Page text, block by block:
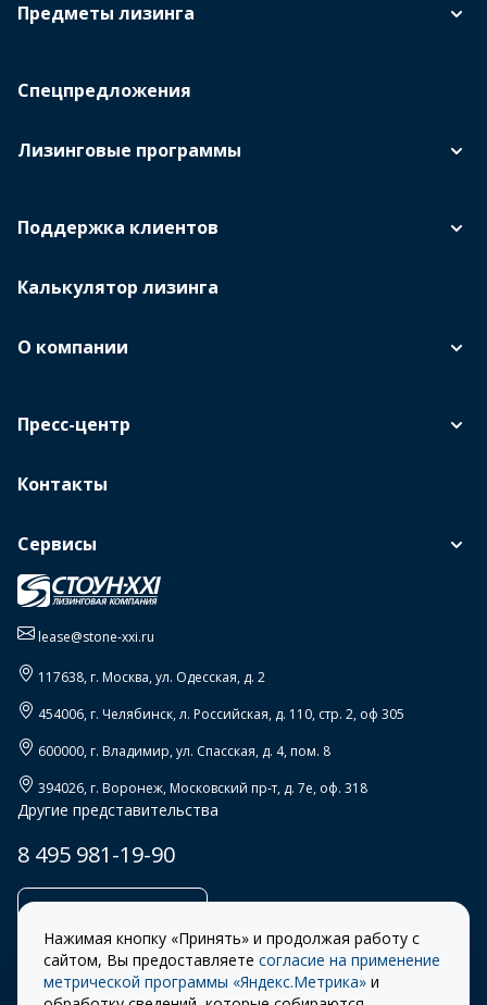
Предметы лизинга
Спецпредложения
Лизинговые программы
Поддержка клиентов
Калькулятор лизинга
О компании
Пресс-центр
Контакты
Сервисы
lease@stone-xxi.ru
117638, г. Москва,ул. Одесская, д. 2
454006, г. Челябинск,л. Российская, д. 110, стр. 2, оф 305
600000, г. Владимир,ул. Спасская, д. 4, пом. 8
394026, г. Воронеж,Московский пр-т, д. 7е, оф. 318
Другие представительства
8 495 981-19-90
Нажимая кнопку «Принять» и продолжая работу с
сайтом, Вы предоставляете согласие на применение
метрической программы «Яндекс.Метрика» и